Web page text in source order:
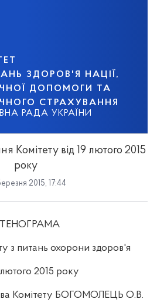
ЗДОРОВ'Я НАЦІЇ,
ДОПОМОГИ ТА
СТРАХУВАННЯ
РАДА УКРАЇНИ
Комітету від 19 лютого 2015
року
2015, 17:44
з питань охорони здоров'я
лютого 2015 року
Комітету БОГОМОЛЕЦЬ О.В.